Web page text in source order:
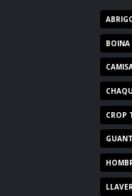
BOINA
CROP